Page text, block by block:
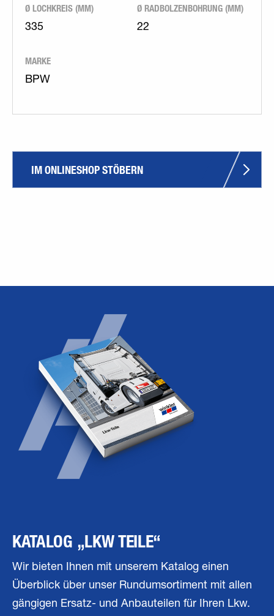
Ø LOCHKREIS (MM)
335
Ø RADBOLZENBOHRUNG (MM)
22
MARKE
BPW
IM ONLINESHOP STÖBERN
KATALOG „LKW TEILE“
Wir bieten Ihnen mit unserem Katalog einen
Überblick über unser Rundumsortiment mit allen
gängigen Ersatz- und Anbauteilen für Ihren Lkw.